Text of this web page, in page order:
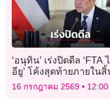
‘อนุทิน’ เร่งปิดดีล ‘FTA
อียู’ โค้งสุดท้ายภายใน
ทลายกำแพงภาษีส่งออก-
ปมโกงสอบท้องถิ่นไม่กร
16 กรกฎาคม 2569 12:00